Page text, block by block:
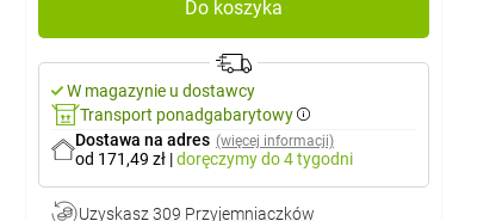
Do koszyka
W magazynie u dostawcy
Transport ponadgabarytowy
Dostawa na adres (więcej informacji)
od 171,49 zł |doręczymydo 4 tygodni
Uzyskasz 309 Przyjemniaczków